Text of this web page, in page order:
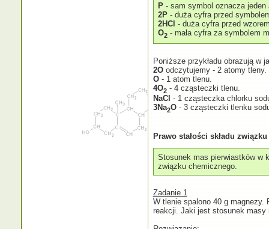
P- sam symbol oznacza jeden
2P- duża cyfra przed
2HCl - duża cyfra przed
O2- mała cyfra za symbolem
Poniższe przykładu obrazują w
2Oodczytujemy - 2 atomy tleny.
O- 1 atom tlenu.
4O2- 4 cząsteczki tlenu.
NaCl - 1 cząsteczka chlorku
3Na2O- 3 cząsteczki tlenku
Prawo stałości składu
Stosunek mas pierwiastków w
związku chemicznego.
Zadanie 1
W tlenie spalono 40 g magnezy.
reakcji. Jaki jest stosunek masy